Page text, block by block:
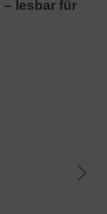
– lesbar für